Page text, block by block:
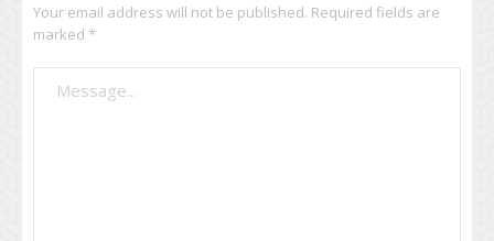
Your email address will not be published. Required fields are
marked *